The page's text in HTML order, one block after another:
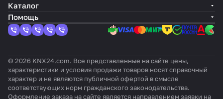
Каталог
Помощь
© 2026 KNX24.com. Все представленные на сайте цены,
характеристики и условия продажи товаров носят справочный
характер и не являются публичной офертой в смысле
соответствующих норм гражданского законодательства.
Оформление заказа на сайте является направлением заявки на